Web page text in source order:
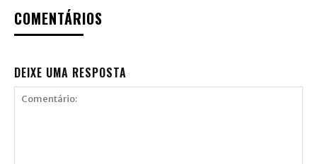
COMENTÁRIOS
DEIXE UMA RESPOSTA